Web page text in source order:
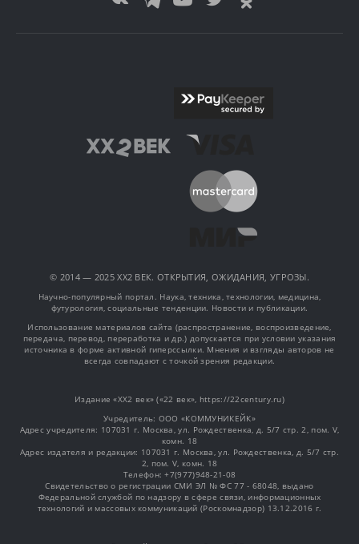
© 2014 — 2025 XX2 ВЕК. ОТКРЫТИЯ, ОЖИДАНИЯ, УГРОЗЫ.
Научно-популярный портал. Наука, техника, технологии, медицина,
футурология, социальные тенденции. Новости и публикации.
Использование материалов сайта (распространение, воспроизведение,
передача, перевод, переработка и др.) допускается при условии указания
источника в форме активной гиперссылки. Мнения и взгляды авторов не
всегда совпадают с точкой зрения редакции.
Издание «XX2 век» («22 век», https://22century.ru)
Учредитель: OOO «КОММУНИКЕЙК»
Адрес учредителя: 107031 г. Москва, ул. Рождественка, д. 5/7 стр. 2, пом. V,
комн. 18
Адрес издателя и редакции: 107031 г. Москва, ул. Рождественка, д. 5/7 стр.
2, пом. V, комн. 18
Телефон: +7(977)948-21-08
Свидетельство о регистрации СМИ ЭЛ № ФС 77 - 68048, выдано
Федеральной службой по надзору в сфере связи, информационных
технологий и массовых коммуникаций (Роскомнадзор) 13.12.2016 г.